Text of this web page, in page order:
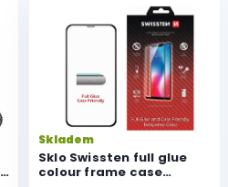
Sklo Swissten full glue
colour frame case
Skladem